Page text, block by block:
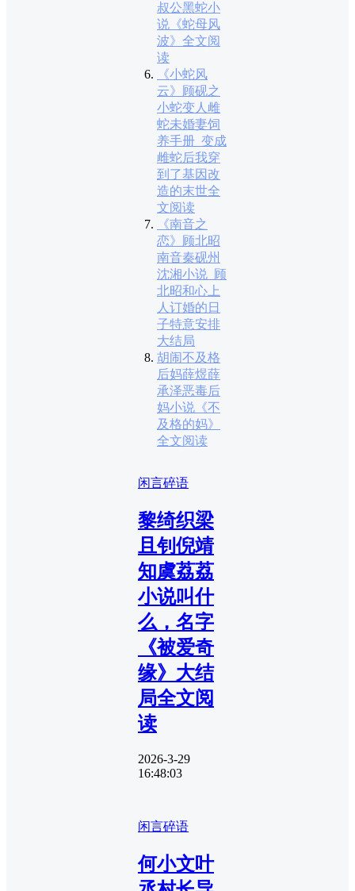
叔公黑蛇小
说《蛇母风
波》全文阅
读
《小蛇风
云》顾砚之
小蛇变人雌
蛇未婚妻饲
养手册_变成
雌蛇后我穿
到了基因改
造的末世全
文阅读
《南音之
恋》顾北昭
南音秦砚州
沈湘小说_顾
北昭和心上
人订婚的日
子特意安排
大结局
胡闹不及格
后妈薛煜薛
承泽恶毒后
妈小说《不
及格的妈》
全文阅读
闲言碎语
黎绮织梁
且钊倪靖
知虞荔荔
小说叫什
么，名字
《被爱奇
缘》大结
局全文阅
读
2026-3-29
16:48:03
闲言碎语
何小文叶